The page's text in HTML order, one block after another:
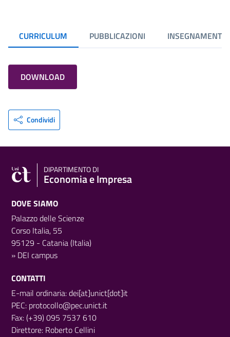
CURRICULUM PUBBLICAZIONI INSEGNAMENTI
DOWNLOAD
Condividi
DIPARTIMENTO DI
Economia e Impresa
DOVE SIAMO
Palazzo delle Scienze
Corso Italia, 55
95129 - Catania (Italia)
» DEI campus
CONTATTI
E-mail ordinaria: dei[at]unict[dot]it
PEC: protocollo@pec.unict.it
Fax: (+39) 095 7537 610
Direttore: Roberto Cellini